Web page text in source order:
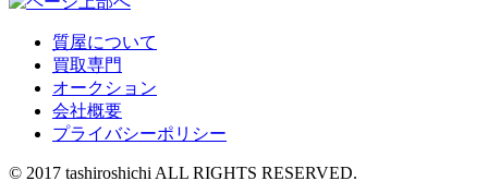
質屋について
買取専門
オークション
会社概要
プライバシーポリシー
© 2017 tashiroshichi ALL RIGHTS RESERVED.